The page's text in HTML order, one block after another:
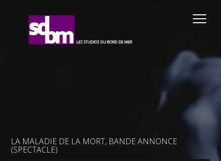
LA MALADIE DE LA MORT, BANDE ANNONCE
(SPECTACLE)